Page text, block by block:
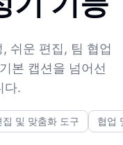
쉬운 편집, 팀 협업
본 캡션을 넘어선
다.
집 및 맞춤화 도구 협업